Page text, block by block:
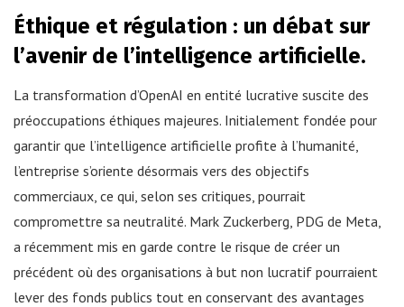
Éthique et régulation : un débat sur
l’avenir de l’intelligence artificielle.
La transformation d’OpenAI en entité lucrative suscite des
préoccupations éthiques majeures. Initialement fondée pour
garantir que l’intelligence artificielle profite à l’humanité,
l’entreprise s’oriente désormais vers des objectifs
commerciaux, ce qui, selon ses critiques, pourrait
compromettre sa neutralité. Mark Zuckerberg, PDG de Meta,
a récemment mis en garde contre le risque de créer un
précédent où des organisations à but non lucratif pourraient
lever des fonds publics tout en conservant des avantages